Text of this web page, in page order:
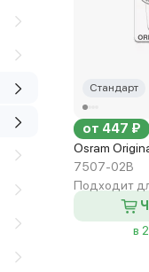
Стандарт
от 447 ₽
Osram
7507-02B
Подходит
в